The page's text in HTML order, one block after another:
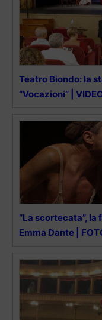
Teatro Biondo: la
“Vocazioni” |
“La scortecata”,
Emma Dante |